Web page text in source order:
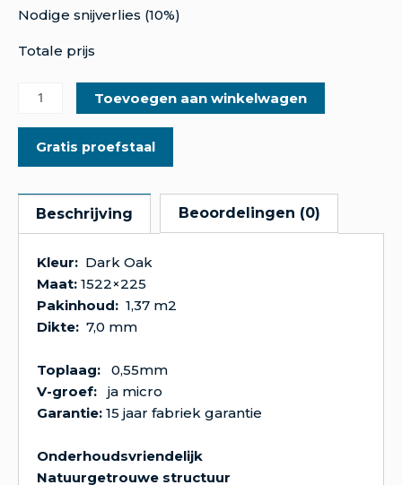
Nodige snijverlies (10%)
Totale prijs
Toevoegen aan winkelwagen
Gratis proefstaal
Beschrijving Beoordelingen (0)
Kleur: Dark Oak
Maat: 1522×225
Pakinhoud: 1,37 m2
Dikte: 7,0 mm
Toplaag:
0,55mm
V-groef:
ja micro
Garantie: 15 jaar fabriek garantie
Onderhoudsvriendelijk
Natuurgetrouwe structuur